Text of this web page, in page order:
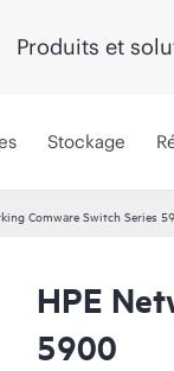
Produits et
Stockage
Comware Switch Series
HPE
5900